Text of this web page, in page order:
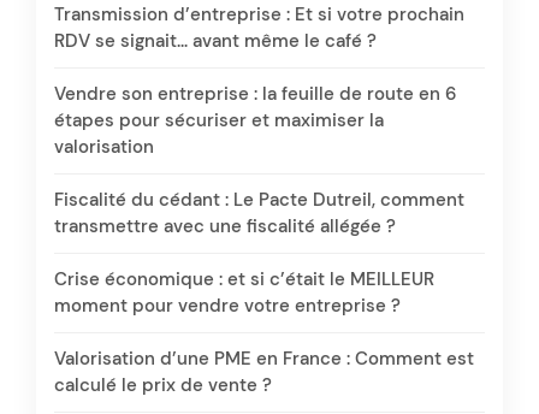
Transmission d’entreprise : Et si votre prochain
RDV se signait… avant même le café ?
Vendre son entreprise : la feuille de route en 6
étapes pour sécuriser et maximiser la
valorisation
Fiscalité du cédant : Le Pacte Dutreil, comment
transmettre avec une fiscalité allégée ?
Crise économique : et si c’était le MEILLEUR
moment pour vendre votre entreprise ?
Valorisation d’une PME en France : Comment est
calculé le prix de vente ?